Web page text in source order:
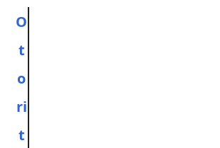
O
t
o
ri
t